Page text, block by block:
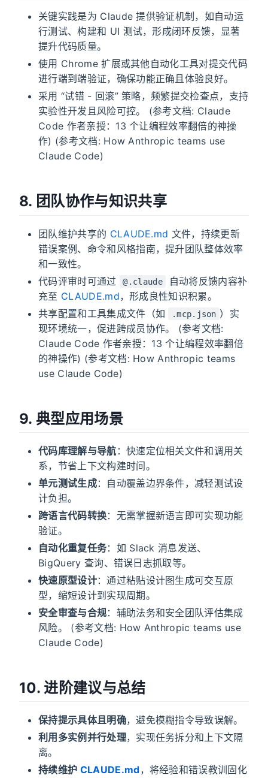
关键实践是为 Claude 提供验证机制，如自动运
行测试、构建和 UI 测试，形成闭环反馈，显著
提升代码质量。
使用 Chrome 扩展或其他自动化工具对提交代码
进行端到端验证，确保功能正确且体验良好。
采用 “试错 - 回滚” 策略，频繁提交检查点，支持
实验性开发且风险可控。 (参考文档: Claude
Code 作者亲授：13 个让编程效率翻倍的神操
作) (参考文档: How Anthropic teams use
Claude Code)
8. 团队协作与知识共享
团队维护共享的 CLAUDE.md 文件，持续更新
错误案例、命令和风格指南，提升团队整体效率
和一致性。
代码评审时可通过
@.claude
自动将反馈内容补
充至 CLAUDE.md，形成良性知识积累。
共享配置和工具集成文件（如
.mcp.json ）实
现环境统一，促进跨成员协作。 (参考文档:
Claude Code 作者亲授：13 个让编程效率翻倍
的神操作) (参考文档: How Anthropic teams
use Claude Code)
9. 典型应用场景
代码库理解与导航 ：快速定位相关文件和调用关
系，节省上下文构建时间。
单元测试生成：自动覆盖边界条件，减轻测试设
计负担。
跨语言代码转换：无需掌握新语言即可实现功能
验证。
自动化重复任务：如 Slack 消息发送、
BigQuery 查询、错误日志抓取等。
快速原型设计：通过粘贴设计图生成可交互原
型，缩短设计到实现周期。
安全审查与合规：辅助法务和安全团队评估集成
风险。 (参考文档: How Anthropic teams use
Claude Code)
10. 进阶建议与总结
保持提示具体且明确，避免模糊指令导致误解。
利用多实例并行处理，实现任务拆分和上下文隔
离。
持续维护 CLAUDE.md，将经验和错误教训固化